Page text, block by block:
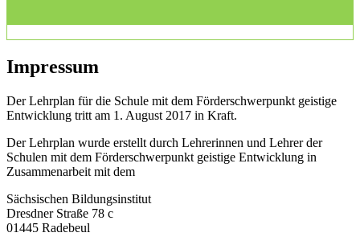
Impressum
Der Lehrplan für die Schule mit dem Förderschwerpunkt geistige
Entwicklung tritt am 1. August 2017 in Kraft.
Der Lehrplan wurde erstellt durch Lehrerinnen und Lehrer der
Schulen mit dem Förderschwerpunkt geistige Entwicklung in
Zusammenarbeit mit dem
Sächsischen Bildungsinstitut
Dresdner Straße 78 c
01445 Radebeul